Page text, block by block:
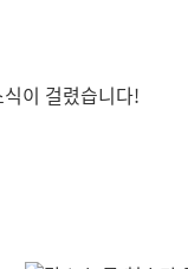
이 걸렸습니다!